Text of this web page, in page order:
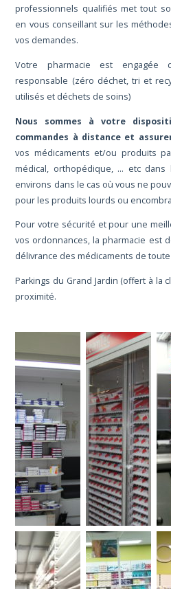
professionnels qualifiés met tout
en vous conseillant sur les
vos demandes.
Votre pharmacie est engagée
responsable (zéro déchet, tri et
utilisés et déchets de soins)
Nous sommes à votre
commandes à distance et
vos médicaments et/ou produits
médical, orthopédique, … etc
environs dans le cas où vous ne
pour les produits lourds ou
Pour votre sécurité et pour une
vos ordonnances, la pharmacie est
délivrance des médicaments de
Parkings du Grand Jardin (offert à la
proximité.